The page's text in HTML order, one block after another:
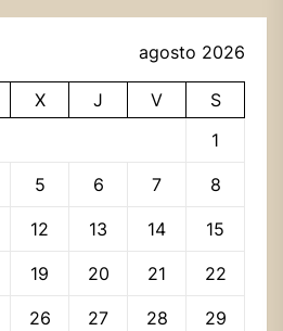
agosto 2026
X J V
S
1
5 6 7 8
12 13 14 15
19 20 21 22
26 27 28 29